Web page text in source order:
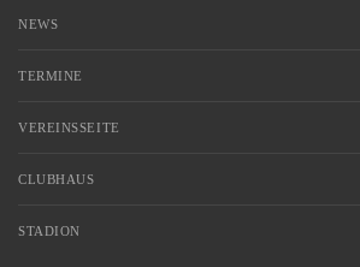
NEWS
TERMINE
VEREINSSEITE
CLUBHAUS
STADION